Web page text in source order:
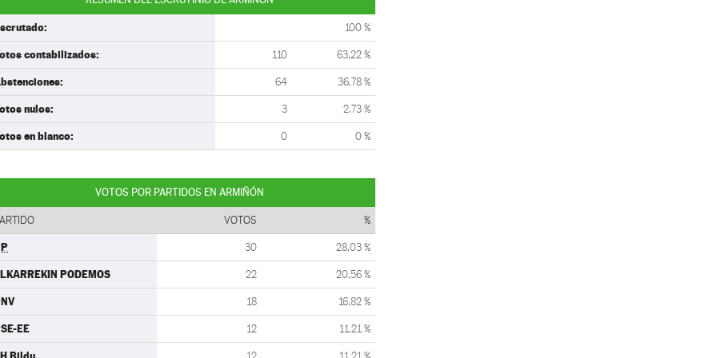
100 %
contabilizados: 110 63,22 %
64 36,78 %
nulos: 3 2,73 %
en blanco: 0 0 %
VOTOS POR PARTIDOS EN ARMIÑÓN
VOTOS %
30 28,03 %
PODEMOS 22 20,56 %
18 16,82 %
EE 12 11,21 %